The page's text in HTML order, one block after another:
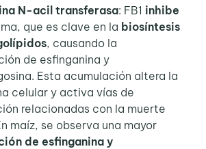
N-acil transferasa: FB1 inhibe
que es clave en la biosíntesis
, causando la
de esfinganina y
Esta acumulación altera la
celular y activa vías de
relacionadas con la muerte
maíz, se observa una mayor
de esfinganina y